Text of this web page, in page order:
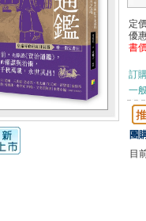
定
優
書
訂
一
團
目